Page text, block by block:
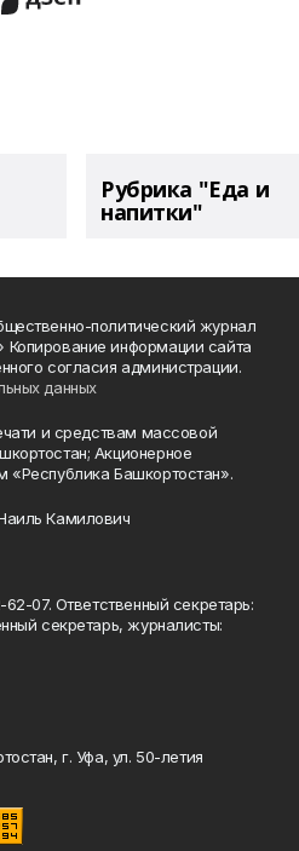
Рубрика "Еда и
напитки"
политический журнал
информации сайта
согласия администрации.
данных
и средствам массовой
Акционерное
«Республика Башкортостан».
Камилович
07. Ответственный секретарь:
секретарь, журналисты:
г. Уфа, ул. 50-летия